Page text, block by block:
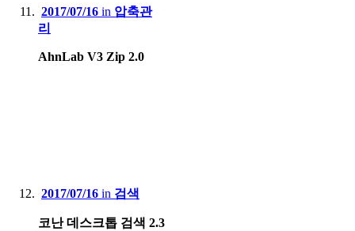
2017/07/16 in 압축관
리
AhnLab V3 Zip 2.0
2017/07/16 in 검색
코난 데스크톱 검색 2.3